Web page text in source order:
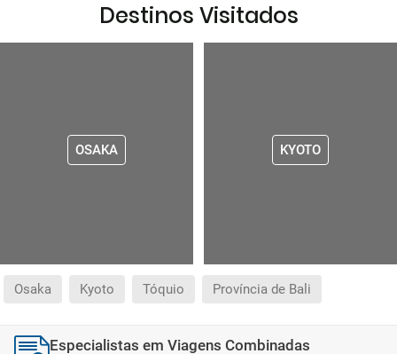
Destinos Visitados
OSAKA KYOTO
Osaka Kyoto Tóquio Província de Bali
Especialistas em Viagens Combinadas